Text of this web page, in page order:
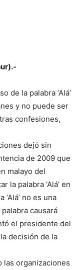
de la palabra ‘Alá’
y no puede ser
confesiones,
dejó sin
de 2009 que
malayo del
la palabra ‘Alá’ en
no es una
causará
el presidente del
decisión de la
las organizaciones